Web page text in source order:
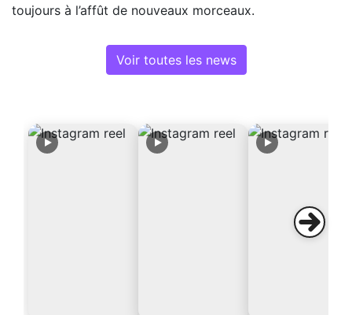
toujours à l’affût de nouveaux morceaux.
Voir toutes les news